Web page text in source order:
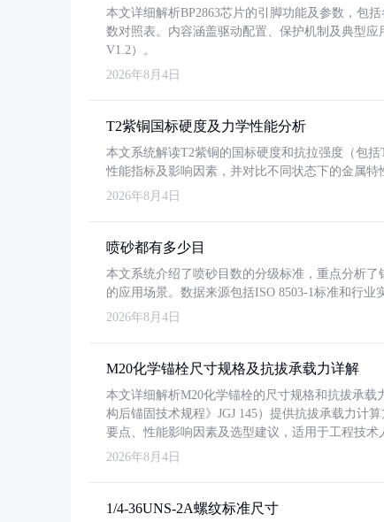
本文详细解析BP2863芯片的引脚功能及参数，包
数对照表。内容涵盖驱动配置、保护机制及典型
V1.2）。
2026年8月4日
T2紫铜国标硬度及力学性能分析
本文系统解读T2紫铜的国标硬度和抗拉强度（包
性能指标及影响因素，并对比不同状态下的金属特
2026年8月4日
喷砂都有多少目
本文系统介绍了喷砂目数的分级标准，重点分析了
的应用场景。数据来源包括ISO 8503-1标准和行业
2026年8月4日
M20化学锚栓尺寸规格及抗拔承载力详解
本文详细解析M20化学锚栓的尺寸规格和抗拔承
构后锚固技术规程》JGJ 145）提供抗拔承载力计
要点、性能影响因素及选型建议，适用于工程技术
2026年8月4日
1/4-36UNS-2A螺纹标准尺寸